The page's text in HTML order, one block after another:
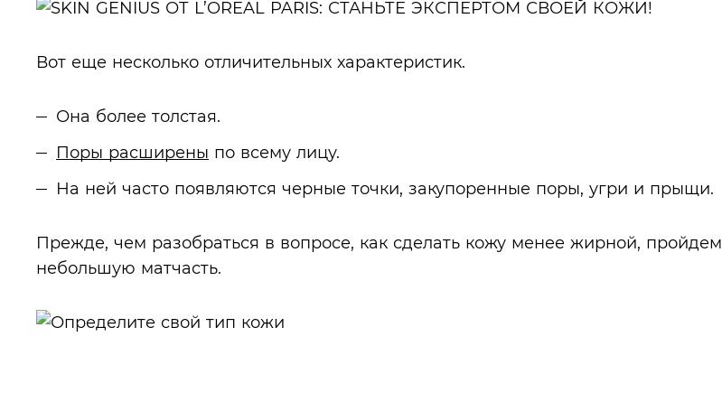
Вот еще несколько отличительных характеристик.
Она более толстая.
Поры расширены по всему лицу.
На ней часто появляются черные точки, закупоренные поры, угри и прыщи.
Прежде, чем разобраться в вопросе, как сделать кожу менее жирной, пройдем
небольшую матчасть.